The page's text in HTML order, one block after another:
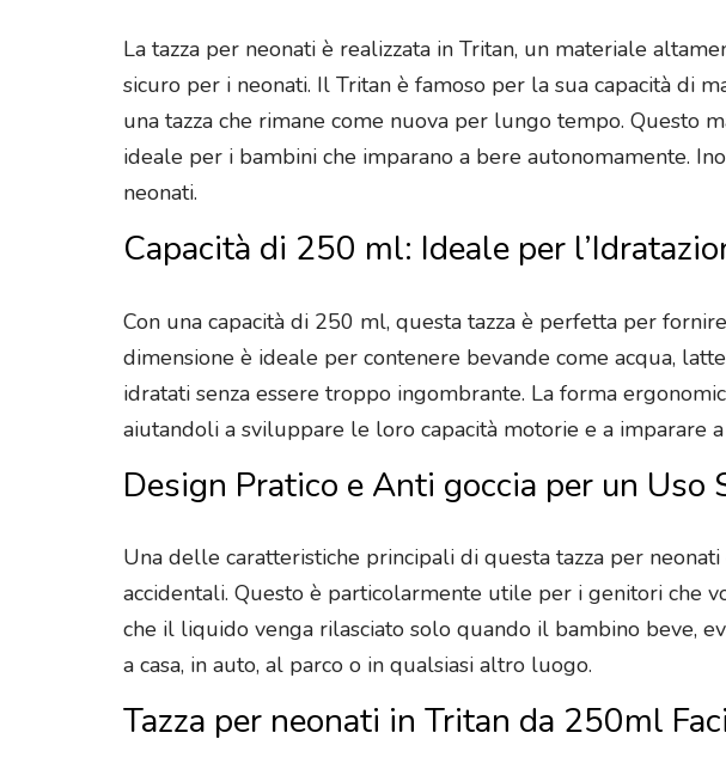
La tazza per neonati è realizzata in Tritan, un materiale
sicuro per i neonati. Il Tritan è famoso per la sua capacità di
una tazza che rimane come nuova per lungo tempo. Questo
ideale per i bambini che imparano a bere autonomamente.
neonati.
Capacità di 250 ml: Ideale per
Con una capacità di 250 ml, questa tazza è perfetta per
dimensione è ideale per contenere bevande come acqua,
idratati senza essere troppo ingombrante. La forma
aiutandoli a sviluppare le loro capacità motorie e a imparare
Design Pratico e Anti goccia per un Uso
Una delle caratteristiche principali di questa tazza per
accidentali. Questo è particolarmente utile per i genitori che
che il liquido venga rilasciato solo quando il bambino beve,
a casa, in auto, al parco o in qualsiasi altro luogo.
Tazza per neonati in Tritan da 250ml